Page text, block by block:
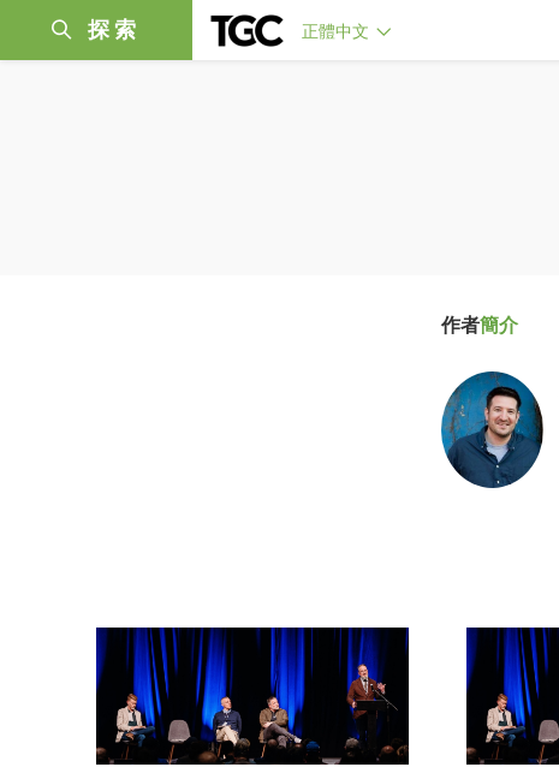
探索 正體中文
作者簡介